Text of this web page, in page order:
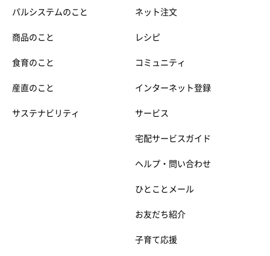
パルシステムのこと
商品のこと
食育のこと
産直のこと
サステナビリティ
ネット注文
レシピ
コミュニティ
インターネット登録
サービス
宅配サービスガイド
ヘルプ・問い合わせ
ひとことメール
お友だち紹介
子育て応援